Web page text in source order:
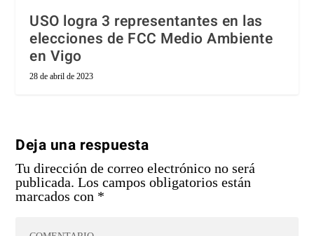
USO logra 3 representantes en las
elecciones de FCC Medio Ambiente
en Vigo
28 de abril de 2023
Deja una respuesta
Tu dirección de correo electrónico no será
publicada. Los campos obligatorios están
marcados con *